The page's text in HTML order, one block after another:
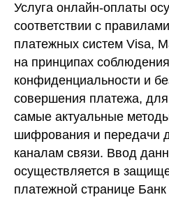
Услуга онлайн-оплаты
соответствии с
платежных систем Visa,
на принципах соблюдения
конфиденциальности и
совершения платежа, для
самые актуальные
шифрования и передачи
каналам связи. Ввод
осуществляется в
платежной странице Банк